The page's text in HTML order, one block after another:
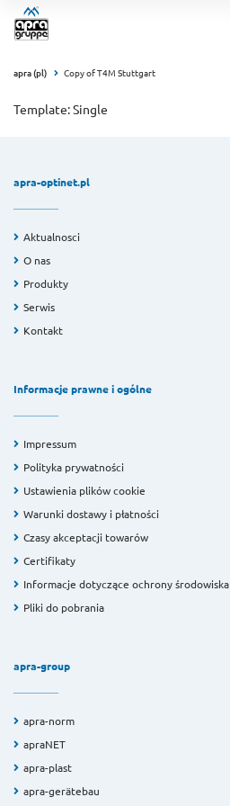
apra (pl) Copy of T4M Stuttgart
Template: Single
apra-optinet.pl
Aktualnosci
O nas
Produkty
Serwis
Kontakt
Informacje prawne i ogólne
Impressum
Polityka prywatności
Ustawienia plików cookie
Warunki dostawy i płatności
Czasy akceptacji towarów
Certifikaty
Informacje dotyczące ochrony środowiska
Pliki do pobrania
apra-group
apra-norm
apraNET
apra-plast
apra-gerätebau